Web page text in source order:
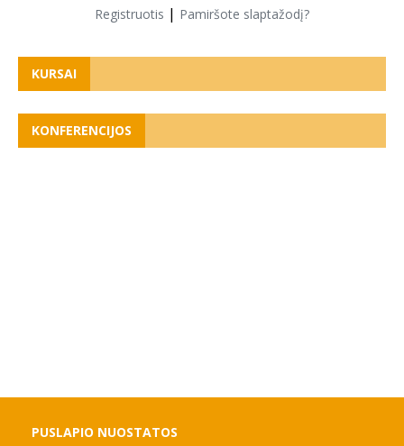
Registruotis | Pamiršote slaptažodį?
KURSAI
KONFERENCIJOS
PUSLAPIO NUOSTATOS